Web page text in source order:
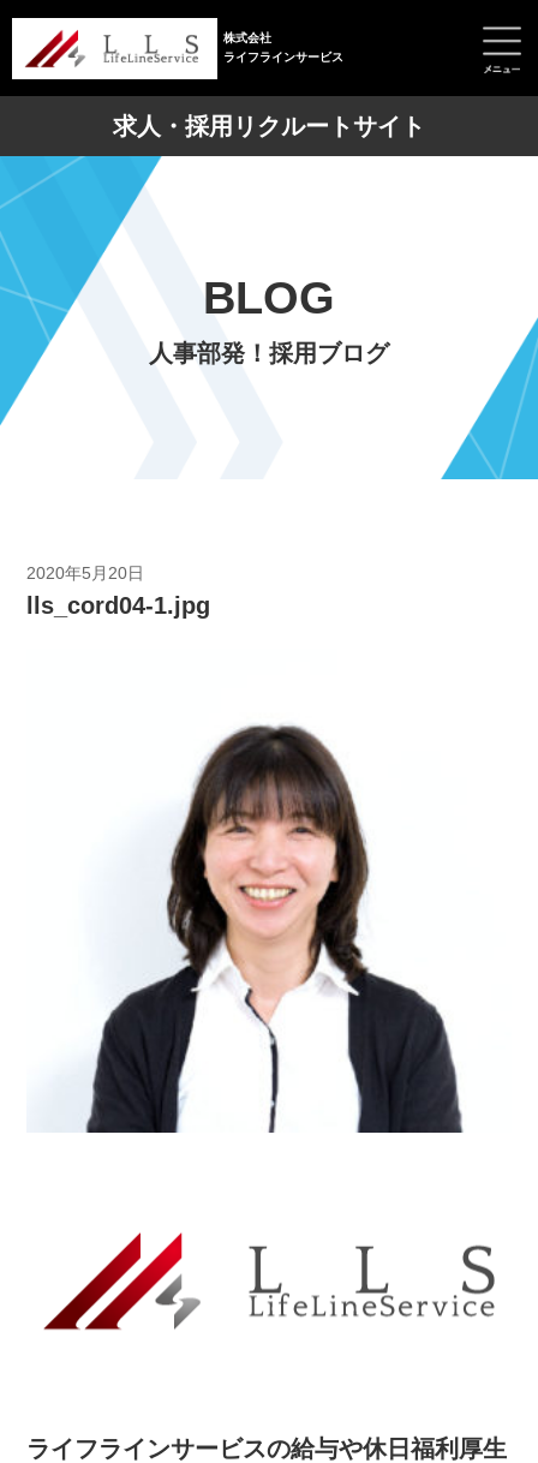
株式会社
ライフラインサービス
求人・採用リクルートサイト
BLOG
人事部発！採用ブログ
2020年5月20日
lls_cord04-1.jpg
ライフラインサービスの給与や休日福利厚生